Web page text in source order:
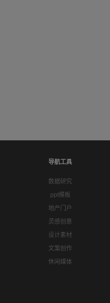
导航工具
数据研究
ppt模板
地产门户
灵感创意
设计素材
文案创作
休闲媒体